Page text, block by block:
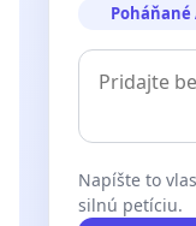
Poháňané
Napíšte to
silnú petíciu.